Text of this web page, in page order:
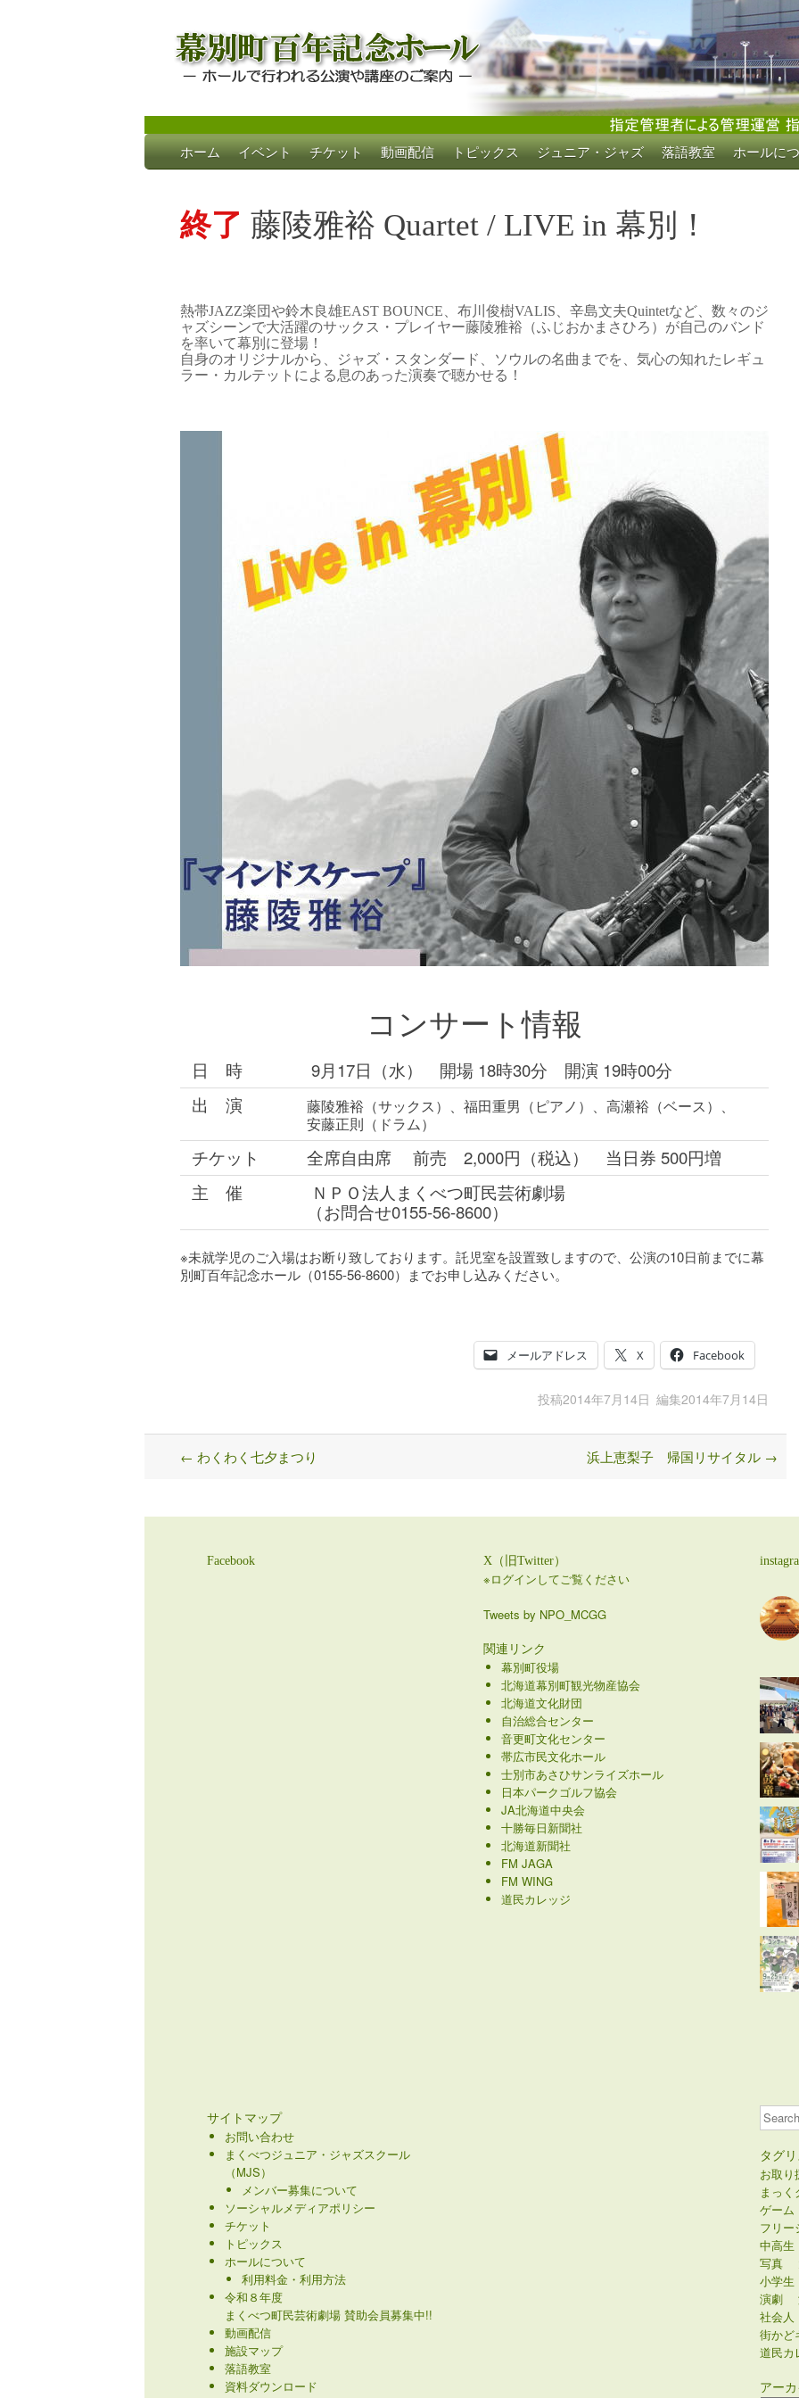
幕別町百年記念ホール
ホールで行われる公演や講座のご案内
Skip
to
ホーム イベント チケット 動画配信 トピックス ジュニア・ジャズ 落語教室 ホールに
終了 藤陵雅裕 Quartet / LIVE in 幕別！
熱帯JAZZ楽団や鈴木良雄EAST BOUNCE、布川俊樹VALIS、辛島文夫Quintetなど、数々のジ
ャズシーンで大活躍のサックス・プレイヤー藤陵雅裕（ふじおかまさひろ）が自己のバンド
を率いて幕別に登場！
自身のオリジナルから、ジャズ・スタンダード、ソウルの名曲までを、気心の知れたレギュ
ラー・カルテットによる息のあった演奏で聴かせる！
コンサート情報
日 時
9月17日（水） 開場 18時30分 開演 19時00分
出 演
藤陵雅裕（サックス）、福田重男（ピアノ）、高瀬裕（ベース）、
安藤正則（ドラム）
チケット
全席自由席 前売 2,000円（税込） 当日券 500円増
主 催
ＮＰＯ法人まくべつ町民芸術劇場
（お問合せ0155-56-8600）
※未就学児のご入場はお断り致しております。託児室を設置致しますので、公演の10日前までに幕
別町百年記念ホール（0155-56-8600）までお申し込みください。
メールアドレス X Facebook
投稿2014年7月14日 編集2014年7月14日
Post
← わくわく七夕まつり 浜上恵梨子 帰国リサイタル →
Facebook
サイトマップ
お問い合わせ
まくべつジュニア・ジャズスクール
（MJS）
メンバー募集について
ソーシャルメディアポリシー
チケット
トピックス
ホールについて
利用料金・利用方法
令和８年度
まくべつ町民芸術劇場 賛助会員募集中!!
動画配信
施設マップ
落語教室
資料ダウンロード
X（旧Twitter）
※ログインしてご覧ください
Tweets by NPO_MCGG
関連リンク
幕別町役場
北海道幕別町観光物産協会
北海道文化財団
自治総合センター
音更町文化センター
帯広市民文化ホール
士別市あさひサンライズホール
日本パークゴルフ協会
JA北海道中央会
十勝毎日新聞社
北海道新聞社
FM JAGA
FM WING
道民カレッジ
Search
タグリ
お取り
まっく
ゲーム
フリー
中高生
写真
小学生
演劇
社会人
街かど
道民カ
アー